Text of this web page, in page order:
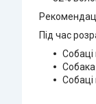
Під час
Собаці
Собаці